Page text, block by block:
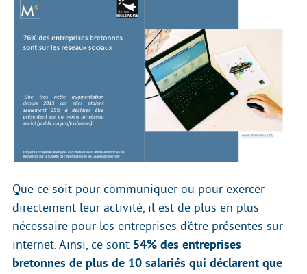
Que ce soit pour communiquer ou pour exercer
directement leur activité, il est de plus en plus
nécessaire pour les entreprises d’être présentes sur
internet. Ainsi, ce sont 54% des entreprises
bretonnes de plus de 10 salariés qui déclarent que